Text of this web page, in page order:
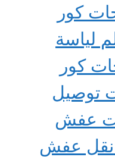
كور
لياسة
كور
توصيل
عفش
نقل عفش